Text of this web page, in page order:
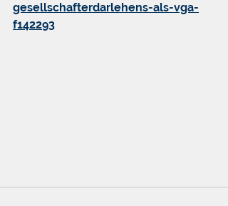
gesellschafterdarlehens-als-vga-
f142293